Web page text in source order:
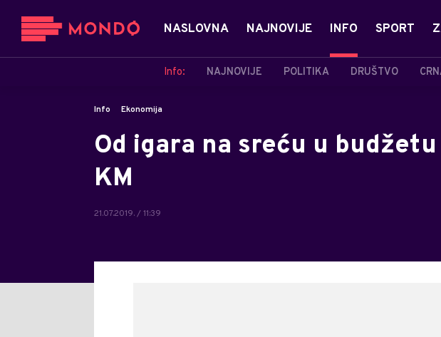
NASLOVNA NAJNOVIJE INFO
Info: NAJNOVIJE POLITIKA DRUŠTVO
SPORT
Info Ekonomija
Od igara na sreću u
KM
21.07.2019. / 11:39